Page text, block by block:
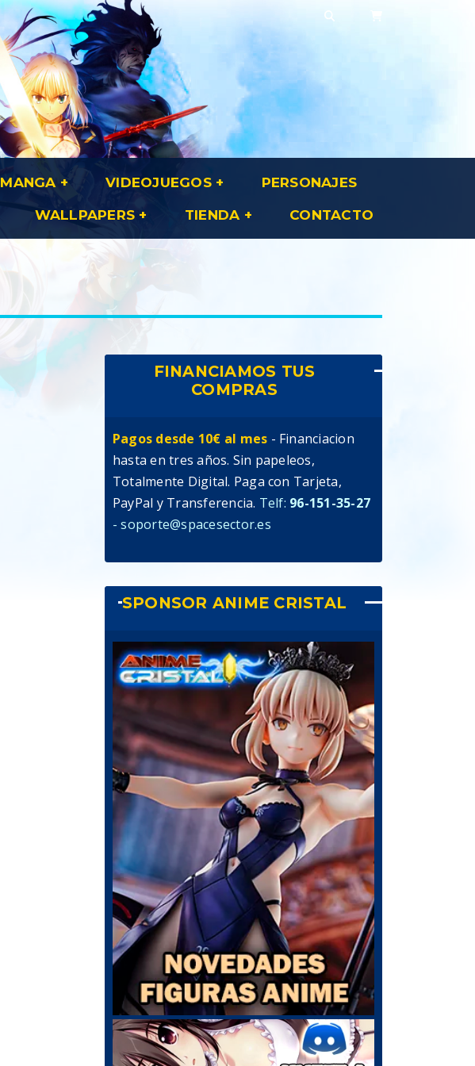
MANGA VIDEOJUEGOS
PERSONAJES
WALLPAPERS
TIENDA CONTACTO
FINANCIAMOS TUS
COMPRAS
Pagos desde 10€ al mes - Financiacion
hasta en tres años. Sin papeleos,
Totalmente Digital. Paga con Tarjeta,
PayPal y Transferencia. Telf: 96-151-35-27
- soporte@spacesector.es
SPONSOR ANIME CRISTAL